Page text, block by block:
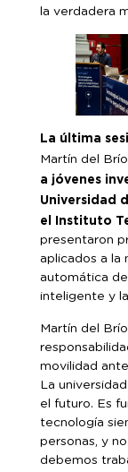
la verdadera
La última
Martín del
a jóvenes
Universidad
el Instituto
presentaron
aplicados a la
automática
inteligente y
Martín del
movilidad
La
el futuro. Es
tecnología
personas, y
debemos